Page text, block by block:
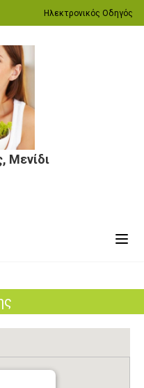
Ηλεκτρονικός Οδηγός
Μενίδι